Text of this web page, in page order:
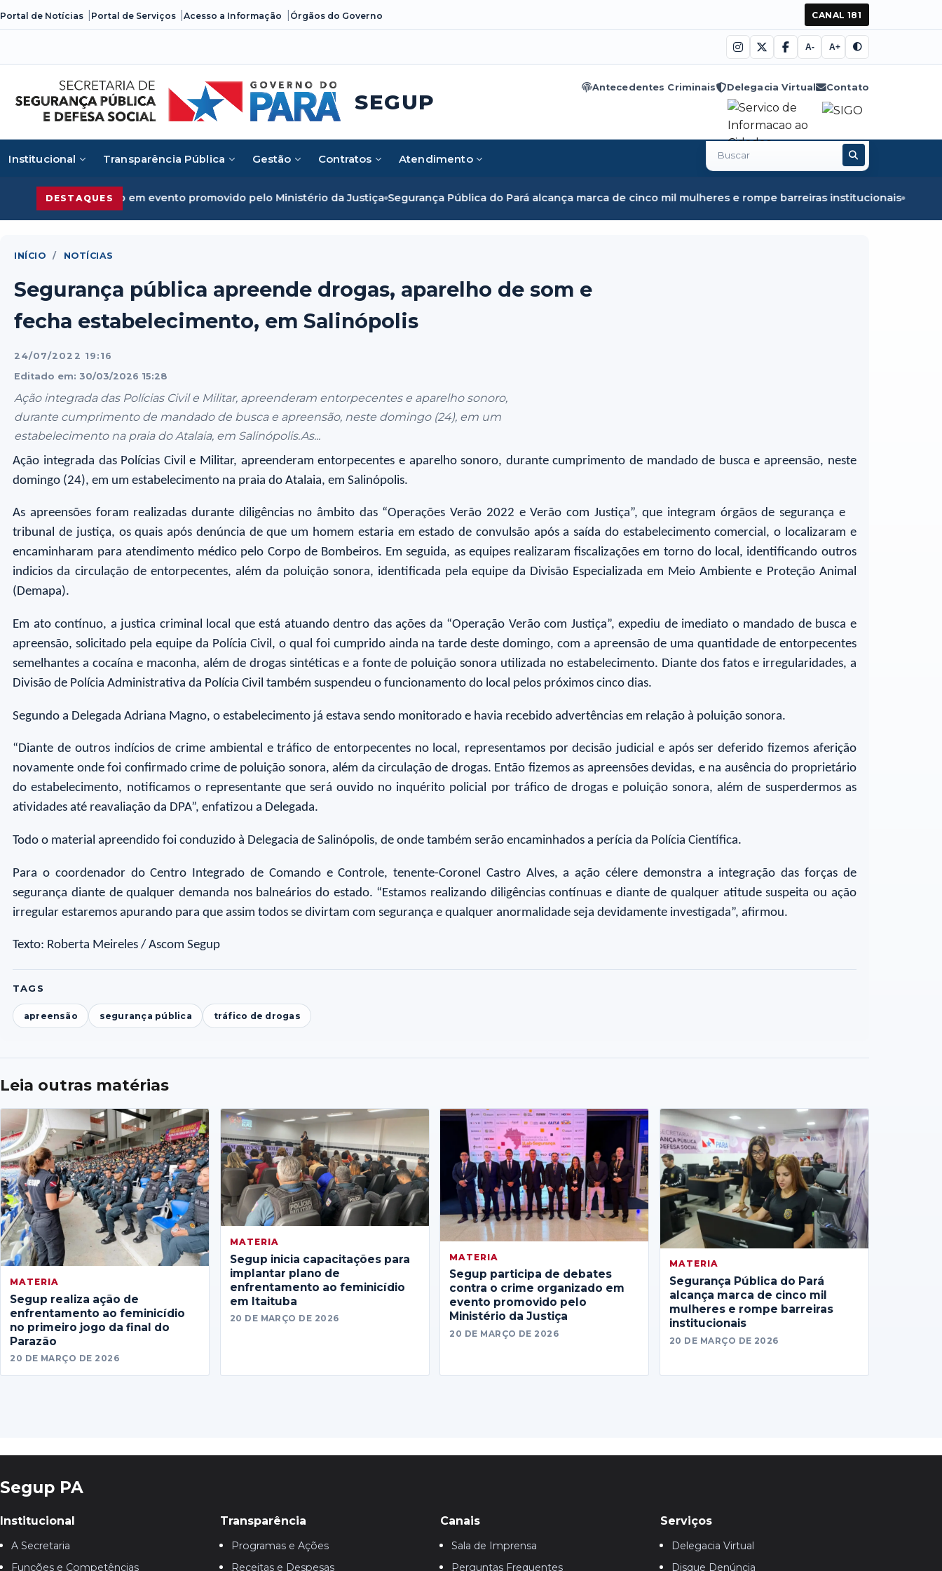
Portal de Notícias Portal de Serviços Acesso a Informação Órgãos do Governo CANAL 181
A- A+
SEGUP
Antecedentes Criminais Delegacia Virtual Contato
Institucional Transparência Pública Gestão Contratos Atendimento
Buscar
no
DESTAQUES
organizado em evento promovido pelo Ministério da Justiça Segurança Pública do Pará alcança marca de cinco mil mulheres e rompe barreiras institucionais Fiscalização em
INÍCIO / NOTÍCIAS
Segurança pública apreende drogas, aparelho de som e
fecha estabelecimento, em Salinópolis
24/07/2022 19:16
Editado em: 30/03/2026 15:28
Ação integrada das Polícias Civil e Militar, apreenderam entorpecentes e aparelho sonoro,
durante cumprimento de mandado de busca e apreensão, neste domingo (24), em um
estabelecimento na praia do Atalaia, em Salinópolis.As...
Ação integrada das Polícias Civil e Militar, apreenderam entorpecentes e aparelho sonoro, durante cumprimento de mandado de busca e apreensão, neste
domingo (24), em um estabelecimento na praia do Atalaia, em Salinópolis.
As apreensões foram realizadas durante diligências no âmbito das “Operações Verão 2022 e Verão com Justiça”, que integram órgãos de segurança e
tribunal de justiça, os quais após denúncia de que um homem estaria em estado de convulsão após a saída do estabelecimento comercial, o localizaram e
encaminharam para atendimento médico pelo Corpo de Bombeiros. Em seguida, as equipes realizaram fiscalizações em torno do local, identificando outros
indicios da circulação de entorpecentes, além da poluição sonora, identificada pela equipe da Divisão Especializada em Meio Ambiente e Proteção Animal
(Demapa).
Em ato contínuo, a justica criminal local que está atuando dentro das ações da “Operação Verão com Justiça”, expediu de imediato o mandado de busca e
apreensão, solicitado pela equipe da Polícia Civil, o qual foi cumprido ainda na tarde deste domingo, com a apreensão de uma quantidade de entorpecentes
semelhantes a cocaína e maconha, além de drogas sintéticas e a fonte de poluição sonora utilizada no estabelecimento. Diante dos fatos e irregularidades, a
Divisão de Polícia Administrativa da Polícia Civil também suspendeu o funcionamento do local pelos próximos cinco dias.
Segundo a Delegada Adriana Magno, o estabelecimento já estava sendo monitorado e havia recebido advertências em relação à poluição sonora.
“Diante de outros indícios de crime ambiental e tráfico de entorpecentes no local, representamos por decisão judicial e após ser deferido fizemos aferição
novamente onde foi confirmado crime de poluição sonora, além da circulação de drogas. Então fizemos as apreensões devidas, e na ausência do proprietário
do estabelecimento, notificamos o representante que será ouvido no inquérito policial por tráfico de drogas e poluição sonora, além de susperdermos as
atividades até reavaliação da DPA”, enfatizou a Delegada.
Todo o material apreendido foi conduzido à Delegacia de Salinópolis, de onde também serão encaminhados a perícia da Polícia Científica.
Para o coordenador do Centro Integrado de Comando e Controle, tenente-Coronel Castro Alves, a ação célere demonstra a integração das forças de
segurança diante de qualquer demanda nos balneários do estado. “Estamos realizando diligências contínuas e diante de qualquer atitude suspeita ou ação
irregular estaremos apurando para que assim todos se divirtam com segurança e qualquer anormalidade seja devidamente investigada”, afirmou.
Texto: Roberta Meireles / Ascom Segup
TAGS
apreensão segurança pública tráfico de drogas
Leia outras matérias
MATERIA
Segup realiza ação de
enfrentamento ao feminicídio
no primeiro jogo da final do
Parazão
20 DE MARÇO DE 2026
MATERIA
Segup inicia capacitações para
implantar plano de
enfrentamento ao feminicídio
em Itaituba
20 DE MARÇO DE 2026
MATERIA
Segup participa de debates
contra o crime organizado em
evento promovido pelo
Ministério da Justiça
20 DE MARÇO DE 2026
MATERIA
Segurança Pública do Pará
alcança marca de cinco mil
mulheres e rompe barreiras
institucionais
20 DE MARÇO DE 2026
Segup PA
Institucional
A Secretaria
Funções e Competências
Transparência
Programas e Ações
Receitas e Despesas
Canais
Sala de Imprensa
Perguntas Frequentes
Serviços
Delegacia Virtual
Disque Denúncia